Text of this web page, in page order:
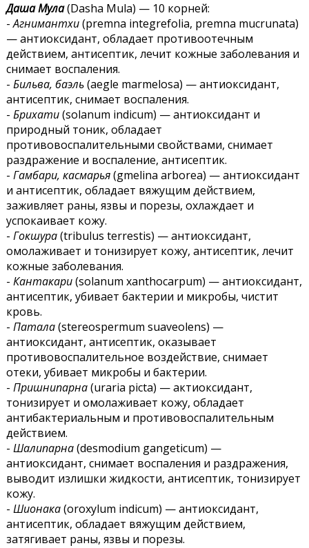
Даша Мула(Dasha Mula) — 10 корней:
-Агнимантхи(premna integrefolia, premna mucrunata)
— антиоксидант, обладает противоотечным
действием, антисептик, лечит кожные заболевания и
снимает воспаления.
- Бильва, баэль(aegle marmelosa) — антиоксидант,
антисептик, снимает воспаления.
- Брихати(solanum indicum) — антиоксидант и
природный тоник, обладает
противовоспалительными свойствами, снимает
раздражение и воспаление, антисептик.
- Гамбари, касмарья(gmelina arborea) — антиоксидант
и антисептик, обладает вяжущим действием,
заживляет раны, язвы и порезы, охлаждает и
успокаивает кожу.
- Гокшура(tribulus terrestis) — антиоксидант,
омолаживает и тонизирует кожу, антисептик, лечит
кожные заболевания.
- Кантакари(solanum xanthocarpum) — антиоксидант,
антисептик, убивает бактерии и микробы, чистит
кровь.
- Патала(stereospermum suaveolens) —
антиоксидант, антисептик, оказывает
противовоспалительное воздействие, снимает
отеки, убивает микробы и бактерии.
- Пришнипарна(uraria picta) — актиоксидант,
тонизирует и омолаживает кожу, обладает
антибактериальным и противовоспалительным
действием.
- Шалипарна(desmodium gangeticum) —
антиоксидант, снимает воспаления и раздражения,
выводит излишки жидкости, антисептик, тонизирует
кожу.
- Шионака(oroxylum indicum) — антиоксидант,
антисептик, обладает вяжущим действием,
затягивает раны, язвы и порезы.